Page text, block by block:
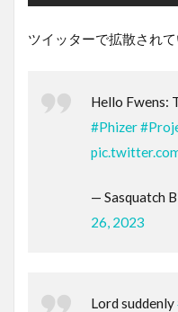
ツイッターで拡散され
Hello Fwens:
#Phizer
— Sasquatch
26, 2023
Lord suddenly